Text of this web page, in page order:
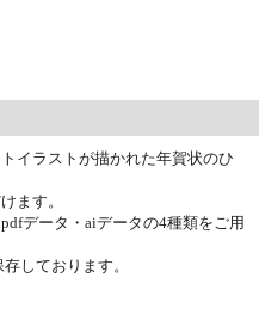
イラストが描かれた年賀状のひ
ます。
データ・aiデータの4種類をご用
しております。